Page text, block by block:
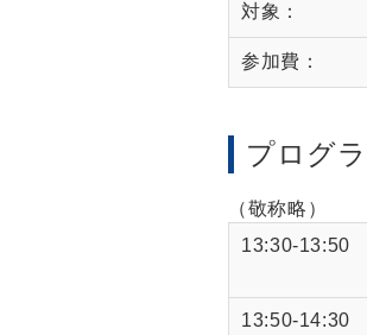
対象：
参加費：
プログ
（敬称略）
13:30-13:50
13:50-14:30